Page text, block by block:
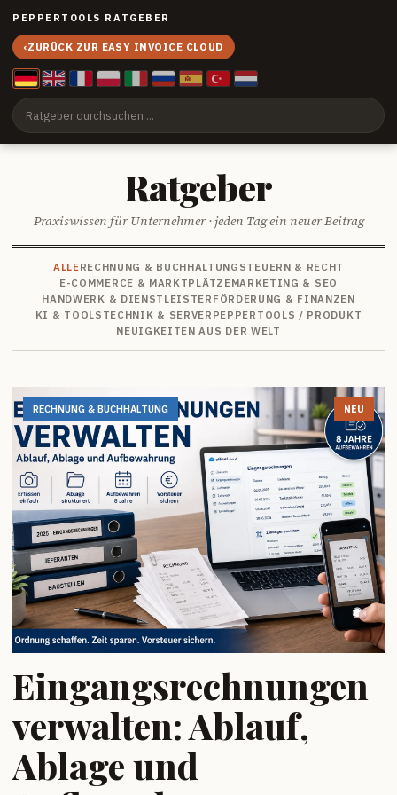
PEPPERTOOLS RATGEBER
‹ZURÜCK ZUR EASY INVOICE CLOUD
Ratgeber
Praxiswissen für Unternehmer · jeden Tag ein neuer Beitrag
ALLERECHNUNG & BUCHHALTUNG STEUERN & RECHT
E-COMMERCE & MARKTPLÄTZEMARKETING & SEO
HANDWERK & DIENSTLEISTER FÖRDERUNG & FINANZEN
KI & TOOLS TECHNIK & SERVER PEPPERTOOLS / PRODUKT
NEUIGKEITEN AUS DER WELT
RECHNUNG & BUCHHALTUNG NEU
Eingangsrechnungen
verwalten: Ablauf,
Ablage und